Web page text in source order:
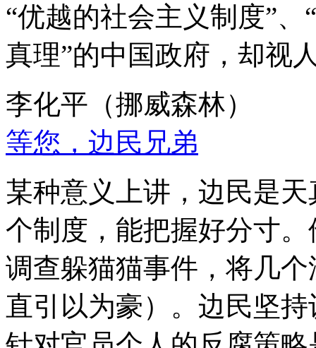
“优越的社会主义制度”
真理”的中国政府，却视
李化平（挪威森林）
等您，边民兄弟
某种意义上讲，边民是
个制度，能把握好分寸
调查躲猫猫事件，将几
直引以为豪）。边民坚